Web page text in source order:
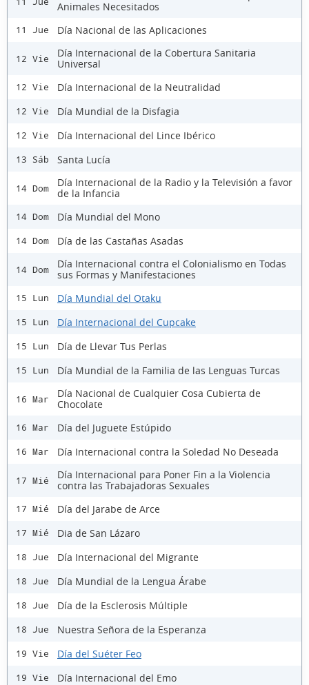
Animales Necesitados
11 Jue Día Nacional de las Aplicaciones
12 Vie
Día Internacional de la Cobertura Sanitaria
Universal
12 Vie Día Internacional de la Neutralidad
12 Vie Día Mundial de la Disfagia
12 Vie Día Internacional del Lince Ibérico
13 Sáb Santa Lucía
14 Dom
Día Internacional de la Radio y la Televisión a favor
de la Infancia
14 Dom Día Mundial del Mono
14 Dom Día de las Castañas Asadas
14 Dom
Día Internacional contra el Colonialismo en Todas
sus Formas y Manifestaciones
15 Lun Día Mundial del Otaku
15 Lun Día Internacional del Cupcake
15 Lun Día de Llevar Tus Perlas
15 Lun Día Mundial de la Familia de las Lenguas Turcas
16 Mar
Día Nacional de Cualquier Cosa Cubierta de
Chocolate
16 Mar Día del Juguete Estúpido
16 Mar Día Internacional contra la Soledad No Deseada
17 Mié
Día Internacional para Poner Fin a la Violencia
contra las Trabajadoras Sexuales
17 Mié Día del Jarabe de Arce
17 Mié Dia de San Lázaro
18 Jue Día Internacional del Migrante
18 Jue Día Mundial de la Lengua Árabe
18 Jue Día de la Esclerosis Múltiple
18 Jue Nuestra Señora de la Esperanza
19 Vie Día del Suéter Feo
19 Vie Día Internacional del Emo